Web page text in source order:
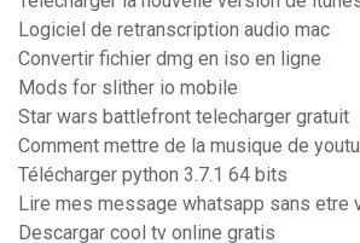
Logiciel de retranscription audio mac
Convertir fichier dmg en iso en ligne
Mods for slither io mobile
Star wars battlefront telecharger gratuit
Comment mettre de la musique de
Télécharger python 3.7.1 64 bits
Lire mes message whatsapp sans etre
Descargar cool tv online gratis